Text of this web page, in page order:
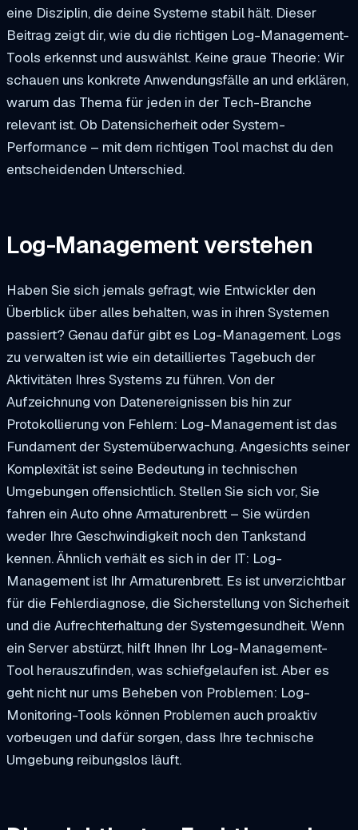
eine Disziplin, die deine Systeme stabil hält. Dieser
Beitrag zeigt dir, wie du die richtigen Log-Management-
Tools erkennst und auswählst. Keine graue Theorie: Wir
schauen uns konkrete Anwendungsfälle an und erklären,
warum das Thema für jeden in der Tech-Branche
relevant ist. Ob Datensicherheit oder System-
Performance – mit dem richtigen Tool machst du den
entscheidenden Unterschied.
Log-Management verstehen
Haben Sie sich jemals gefragt, wie Entwickler den
Überblick über alles behalten, was in ihren Systemen
passiert? Genau dafür gibt es Log-Management. Logs
zu verwalten ist wie ein detailliertes Tagebuch der
Aktivitäten Ihres Systems zu führen. Von der
Aufzeichnung von Datenereignissen bis hin zur
Protokollierung von Fehlern: Log-Management ist das
Fundament der Systemüberwachung. Angesichts seiner
Komplexität ist seine Bedeutung in technischen
Umgebungen offensichtlich. Stellen Sie sich vor, Sie
fahren ein Auto ohne Armaturenbrett – Sie würden
weder Ihre Geschwindigkeit noch den Tankstand
kennen. Ähnlich verhält es sich in der IT: Log-
Management ist Ihr Armaturenbrett. Es ist unverzichtbar
für die Fehlerdiagnose, die Sicherstellung von Sicherheit
und die Aufrechterhaltung der Systemgesundheit. Wenn
ein Server abstürzt, hilft Ihnen Ihr Log-Management-
Tool herauszufinden, was schiefgelaufen ist. Aber es
geht nicht nur ums Beheben von Problemen: Log-
Monitoring-Tools können Problemen auch proaktiv
vorbeugen und dafür sorgen, dass Ihre technische
Umgebung reibungslos läuft.